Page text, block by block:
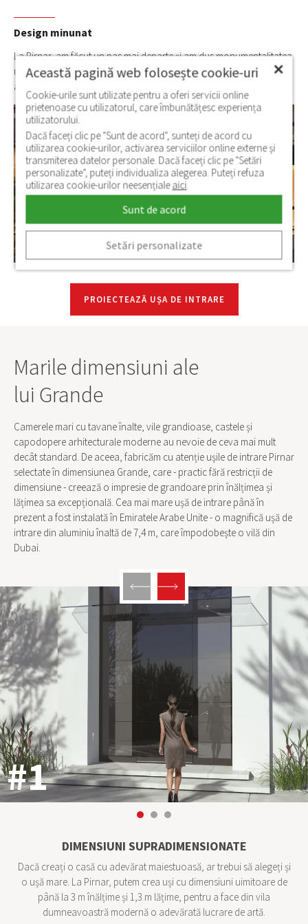
Design minunat
La Pirnar, am făcut un pas mai departe și am dus monumentalitatea
ușii duble în viitor cu cele mai avansate inovații tehnologice și
accesorii precum placări cu sticlă sau luminatoare laterale.
PROIECTEAZĂ UȘA DE INTRARE
Marile dimensiuni ale
lui Grande
Camerele mari cu tavane înalte, vile grandioase, castele și
capodopere arhitecturale moderne au nevoie de ceva mai mult
decât standard. De aceea, fabricăm cu atenție ușile de intrare Pirnar
selectate în dimensiunea Grande, care - practic fără restricții de
dimensiune - creează o impresie de grandoare prin înălțimea și
lățimea sa excepțională. Cea mai mare ușă de intrare până în
prezent a fost instalată în Emiratele Arabe Unite - o magnifică ușă de
intrare din aluminiu înaltă de 7,4 m, care împodobește o vilă din
Dubai.
#1
DIMENSIUNI SUPRADIMENSIONATE
Dacă creați o casă cu adevărat maiestuoasă, ar trebui să alegeți și
o ușă mare. La Pirnar, putem crea uși cu dimensiuni uimitoare de
până la 3 m înălțime și 1,3 m lățime, pentru a face din vila
dumneavoastră modernă o adevărată lucrare de artă.
Această pagină web folosește cookie-uri
Cookie-urile sunt utilizate pentru a oferi servicii online
prietenoase cu utilizatorul, care îmbunătățesc experiența
utilizatorului.
Dacă faceți clic pe "Sunt de acord", sunteți de acord cu
utilizarea cookie-urilor, activarea serviciilor online externe și
transmiterea datelor personale. Dacă faceți clic pe "Setări
personalizate", puteți individualiza alegerea. Puteți refuza
utilizarea cookie-urilor neesențialeaici.
Sunt de acord
Setări personalizate
✕